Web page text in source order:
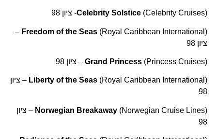
Celebrity Solstice(Celebrity Cruises- ציון 98
Freedom of the Seas
(Royal Caribbean International –
ציון 98
Grand Princess(Princess Cruises – ציון 98
Liberty of the Seas(Royal Caribbean International – ציון
Norwegian Breakaway(Norwegian Cruise Lines – ציון